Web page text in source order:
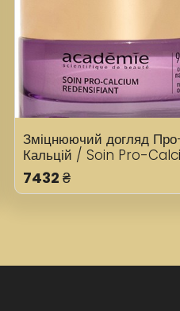
Зміцнюючий догляд
Кальцій / Soin Pro-
Redensifiant Academie
Redensifying Pro-
7432 ₴